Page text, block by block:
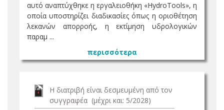
αυτό αναπτύχθηκε η εργαλειοθήκη «HydroTools», η
οποία υποστηρίζει διαδικασίες όπως η οριοθέτηση
λεκανών απορροής, η εκτίμηση υδρολογικών
παραμ ...
περισσότερα
Η διατριβή είναι δεσμευμένη από τον
συγγραφέα (μέχρι και: 5/2028)